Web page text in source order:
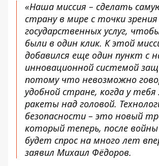
«Наша миссия – сделать
страну в мире с точки зрения
государственных услуг,
были в один клик. К этой
добавился еще один пункт с
инновационной системой
потому что невозможно
удобной стране, когда у
ракеты над головой.
безопасности – это новый
который теперь, после войны
будет спрос на много лет
заявил Михаил Фёдоров.